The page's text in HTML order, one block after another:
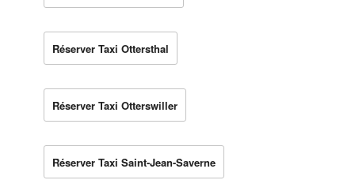
Réserver Taxi Ottersthal
Réserver Taxi Otterswiller
Réserver Taxi Saint-Jean-Saverne